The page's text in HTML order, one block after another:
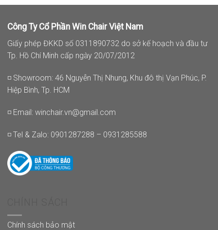
Công Ty Cổ Phần Win Chair Việt Nam
Giấy phép ĐKKD số 0311890732 do sở kế hoạch và đầu tư
Tp. Hồ Chí Minh cấp ngày 20/07/2012
◽ Showroom: 46 Nguyễn Thị Nhung, Khu đô thị Vạn Phúc, P.
Hiệp Bình, Tp. HCM
◽ Email: winchair.vn@gmail.com
◽ Tel & Zalo: 0901287288 – 0931285588
Chính sách bảo mật